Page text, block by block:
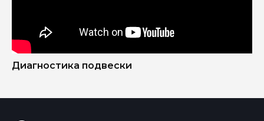
Диагностика подвески